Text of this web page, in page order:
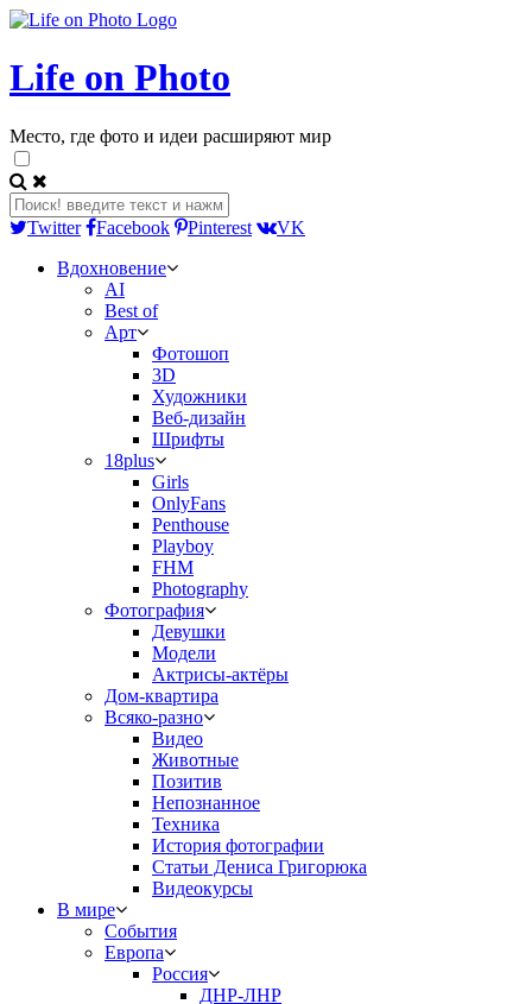
Life on Photo
Место, где фото и идеи расширяют мир
Twitter Facebook Pinterest
VK
Вдохновение
AI
Best of
Арт
Фотошоп
3D
Художники
Веб-дизайн
Шрифты
18plus
Girls
OnlyFans
Penthouse
Playboy
FHM
Photography
Фотография
Девушки
Модели
Актрисы-актёры
Дом-квартира
Всяко-разно
Видео
Животные
Позитив
Непознанное
Техника
История фотографии
Статьи Дениса Григорюка
Видеокурсы
В мире
События
Европа
Россия
ДНР-ЛНР